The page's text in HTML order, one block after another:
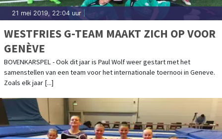
21 mei 2019, 22:04 uur
WESTFRIES G-TEAM MAAKT ZICH OP VOOR
GENÈVE
BOVENKARSPEL - Ook dit jaar is Paul Wolf weer gestart met het
samenstellen van een team voor het internationale toernooi in Geneve.
Zoals elk jaar [...]